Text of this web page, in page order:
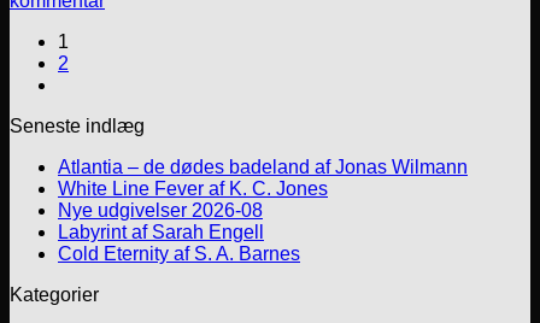
1
2
Seneste indlæg
Atlantia – de dødes badeland af Jonas Wilmann
White Line Fever af K. C. Jones
Nye udgivelser 2026-08
Labyrint af Sarah Engell
Cold Eternity af S. A. Barnes
Kategorier